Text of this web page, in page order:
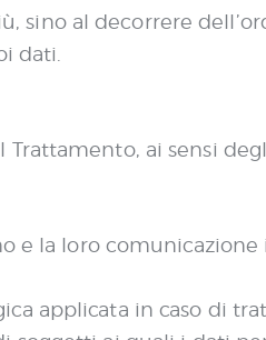
sino al decorrere
dati.
ai sensi
e la loro comunicazione
applicata in caso di